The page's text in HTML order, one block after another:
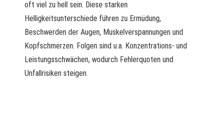
oft viel zu hell sein. Diese starken
Helligkeitsunterschiede führen zu Ermüdung,
Beschwerden der Augen, Muskelverspannungen und
Kopfschmerzen. Folgen sind u.a. Konzentrations- und
Leistungsschwächen, wodurch Fehlerquoten und
Unfallrisiken steigen.